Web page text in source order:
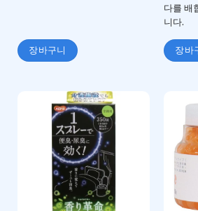
장바구니
다를 배
니다.
장바